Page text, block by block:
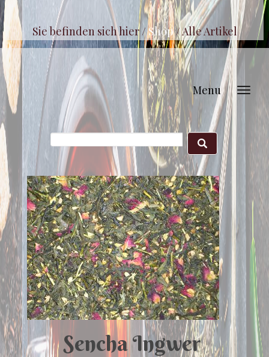
Sie befinden sich hier /Shop/Alle Artikel
Menu
Sencha Ingwer